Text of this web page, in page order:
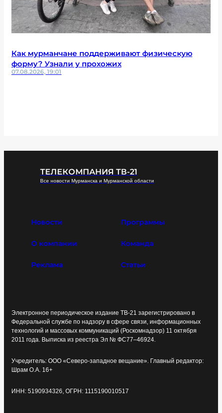
Как мурманчане поддерживают физическую
форму? Узнали у прохожих
07.08.2026, 19:01
ТЕЛЕКОМПАНИЯ ТВ-21
Все новости Мурманска и Мурманской области
Новости Программы
О компании Команда
Реклама Статьи
Электронное периодическое издание ТВ-21 зарегистрировано в
Федеральной службе по надзору в сфере связи, информационных
технологий и массовых коммуникаций (Роскомнадзор) 11 октября
2011 года. Выписка из реестра Эл № ФС77–46924.
Учредитель: ООО «Северо-западное вещание». Главный редактор:
Шрам О.А. 16+
ИНН: 5190934326, ОГРН: 1115190010517